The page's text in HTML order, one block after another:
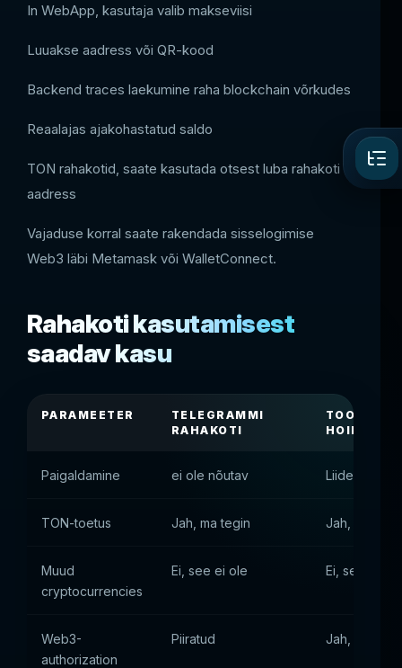
In WebApp, kasutaja valib makseviisi
Luuakse aadress või QR-kood
Backend traces laekumine raha blockchain võrkudes
Reaalajas ajakohastatud saldo
TON rahakotid, saate kasutada otsest luba rahakoti
aadress
Vajaduse korral saate rakendada sisselogimise
Web3 läbi Metamask või WalletConnect.
Rahakoti kasutamisest
saadav kasu
PARAMEETER
TELEGRAMMI
RAHAKOTI
TOONIDE
HOIDJA
Paigaldamine ei ole nõutav Liide
TON-toetus Jah, ma tegin Jah, ma
Muud
cryptocurrencies
Ei, see ei ole Ei, see ei ole
Web3-
authorization
Piiratud Jah, ma